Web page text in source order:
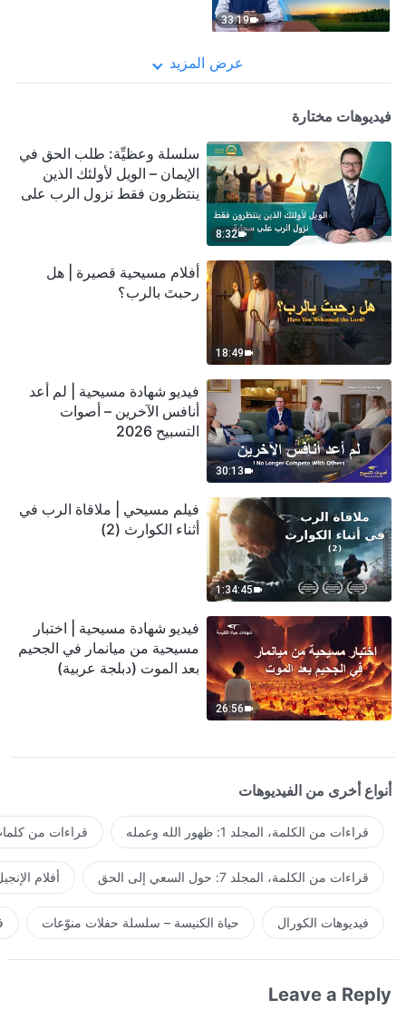
33:19
عرض المزيد
فيديوهات مختارة
8:32
سلسلة وعظيِّة: طلب الحق في
الإيمان – الويل لأولئك الذين
ينتظرون فقط نزول الرب على
18:49
أفلام مسيحية قصيرة | هل
رحبتَ بالرب؟
30:13
فيديو شهادة مسيحية | لم أعد
أنافس الآخرين – أصوات
التسبيح 2026
1:34:45
فيلم مسيحي | ملاقاة الرب في
أثناء الكوارث (2)
26:56
فيديو شهادة مسيحية | اختبار
مسيحية من ميانمار في الجحيم
بعد الموت (دبلجة عربية)
أنواع أخرى من الفيديوهات
قراءات من الكلمة، المجلد 1: ظهور الله وعمله قراءات من
قراءات من الكلمة، المجلد 7: حول السعي إلى الحق أفلام
فيديوهات الكورال حياة الكنيسة – سلسلة حفلات منوّعات
Leave a Reply